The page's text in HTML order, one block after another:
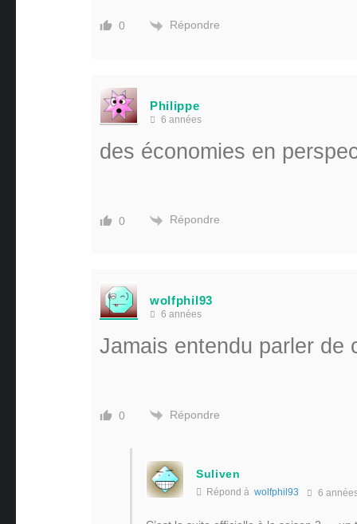
0 Répondre
Philippe
6 années
des économies en
0 Répondre
wolfphil93
6 années
Jamais entendu parler de
0 Répondre
Suliven
Répond à wolfphil93 6